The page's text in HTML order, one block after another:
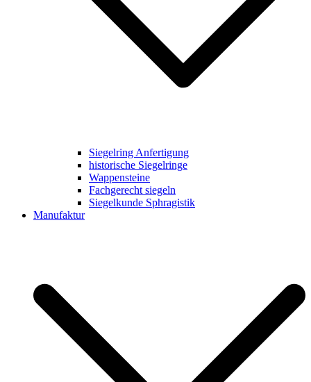
Siegelring Anfertigung
historische Siegelringe
Wappensteine
Fachgerecht siegeln
Siegelkunde Sphragistik
Manufaktur